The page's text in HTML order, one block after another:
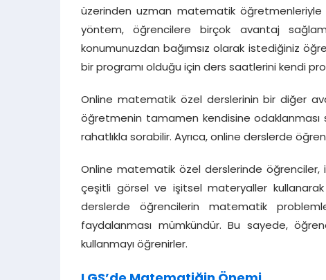
üzerinden uzman matematik öğretmenleriyle
yöntem, öğrencilere birçok avantaj
konumunuzdan bağımsız olarak istediğiniz
bir programı olduğu için ders saatlerini kendi
Online matematik özel derslerinin bir diğer
öğretmenin tamamen kendisine odaklanması
rahatlıkla sorabilir. Ayrıca, online derslerde
Online matematik özel derslerinde
çeşitli görsel ve işitsel materyaller kullanarak
derslerde öğrencilerin matematik
faydalanması mümkündür. Bu sayede,
kullanmayı öğrenirler.